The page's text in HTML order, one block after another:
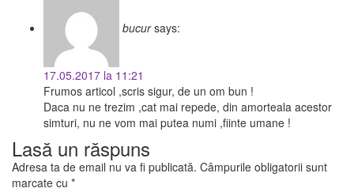
bucur says:
17.05.2017 la 11:21
Frumos articol ,scris sigur, de un om bun !
Daca nu ne trezim ,cat mai repede, din amorteala acestor
simturi, nu ne vom mai putea numi ,fiinte umane !
Lasă un răspuns
Adresa ta de email nu va fi publicată. Câmpurile obligatorii sunt
marcate cu *